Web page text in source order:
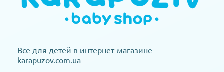
Все для детей в интернет-магазине
karapuzov.com.ua